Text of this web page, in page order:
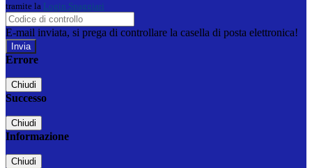
tramite la Login Spaggiari
E-mail inviata, si prega di controllare la casella di posta elettronica!
Errore
Chiudi
Successo
Chiudi
Informazione
Chiudi